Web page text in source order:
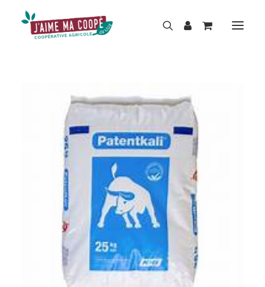
MARQUES
HISTOIRE
ACTUALITÉS
RÉPARATION
LOCATION
NOS MAGASINS
CONTACT